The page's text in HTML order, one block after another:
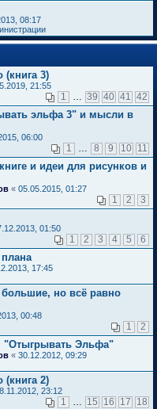
08:17
3)
21:55
1 39 40 41 42
эльфа 3" и мысли в
06:00
1 8 9 10 11
и идеи для рисунков и
« 05.05.2015, 01:27
1 2 3
01:50
1 2 3 4 5 6
17:45
но всё равно
00:48
1 2
"Отыгрывать Эльфа"
« 30.12.2012, 09:29
2)
23:12
1 15 16 17 18